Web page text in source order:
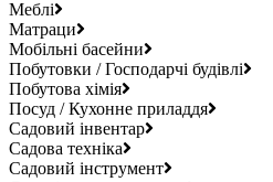
Меблі
Матраци
Мобільні басейни
Побутовки / Господарчі будівлі
Побутова хімія
Посуд / Кухонне приладдя
Садовий інвентар
Садова техніка
Садовий інструмент